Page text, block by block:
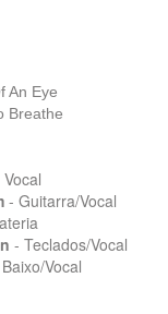
An Eye
Breathe
Vocal
- Guitarra/Vocal
- Teclados/Vocal
Vocal